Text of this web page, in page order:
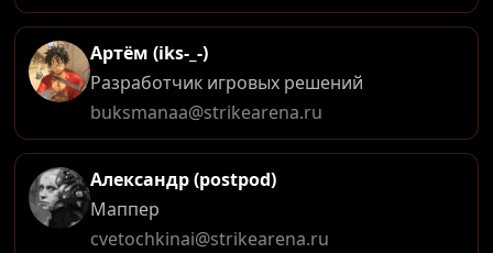
Артём (iks-_-)
Разработчик игровых решений
buksmanaa@strikearena.ru
Александр (postpod)
Маппер
cvetochkinai@strikearena.ru